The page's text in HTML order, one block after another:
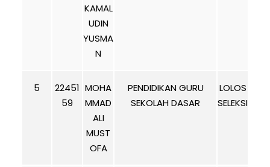
KAMAL
UDIN
YUSMA
N
5
22451
59
MOHA
MMAD
ALI
MUST
OFA
PENDIDIKAN GURU
SEKOLAH DASAR
LOLOS
SELEKSI